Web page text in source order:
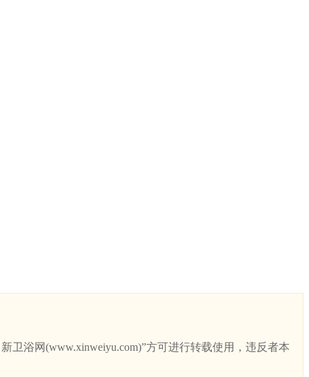
浴网(www.xinweiyu.com)”方可进行转载使用，违反者本